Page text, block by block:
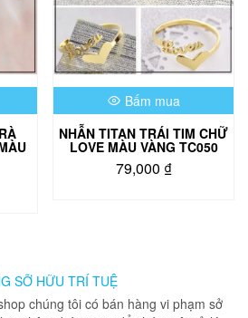
chọn
có
thể
được
chọn
trên
sản
phẩm
Bấm mua
NHẪN TITAN TRÁI TIM CHỮ
LOVE MÀU VÀNG TC050
79,000 ₫
SỠ HỮU TRÍ TUỆ
chúng tôi có bán hàng vi phạm sở